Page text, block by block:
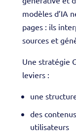
modèles d’IA
pages : ils
sources et
Une stratégie
leviers :
une
des
utilisateurs